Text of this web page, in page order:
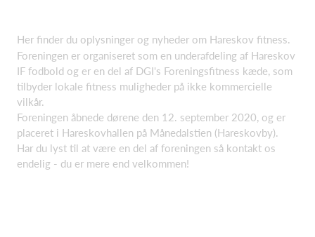
Her finder du oplysninger og nyheder om Hareskov fitness.
Foreningen er organiseret som en underafdeling af Hareskov
IF fodbold og er en del af DGI's Foreningsfitness kæde, som
tilbyder lokale fitness muligheder på ikke kommercielle
vilkår.
Foreningen åbnede dørene den 12. september 2020, og er
placeret i Hareskovhallen på Månedalstien (Hareskovby).
Har du lyst til at være en del af foreningen så kontakt os
endelig - du er mere end velkommen!